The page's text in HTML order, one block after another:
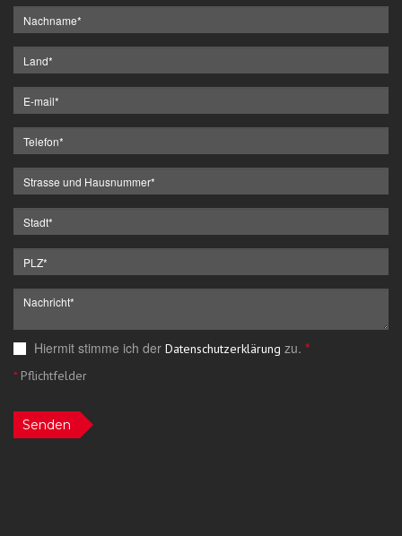
Hiermit stimme ich der Datenschutzerklärung zu. *
*Pflichtfelder
Senden